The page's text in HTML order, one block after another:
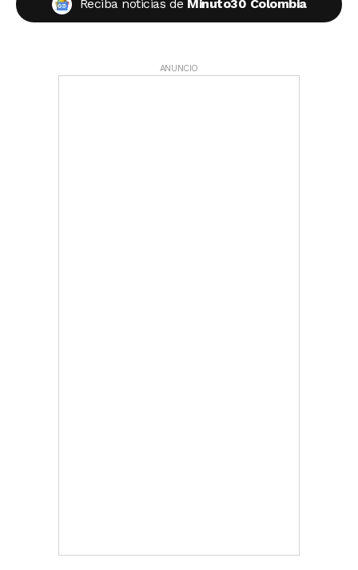
Reciba noticias de Minuto30 Colombia
ANUNCIO